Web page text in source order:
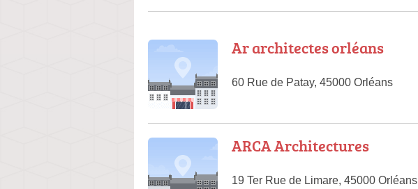
Ar architectes orléans
60 Rue de Patay, 45000 Orléans
ARCA Architectures
19 Ter Rue de Limare, 45000 Orléans